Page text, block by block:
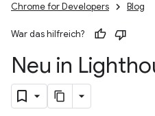
Chrome for Developers Blog
War das hilfreich?
Neu in